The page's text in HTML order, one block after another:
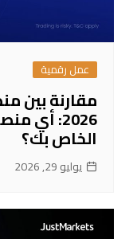
عمل رقمية
2026: أي
الخاص بك؟
يوليو 29, 2026